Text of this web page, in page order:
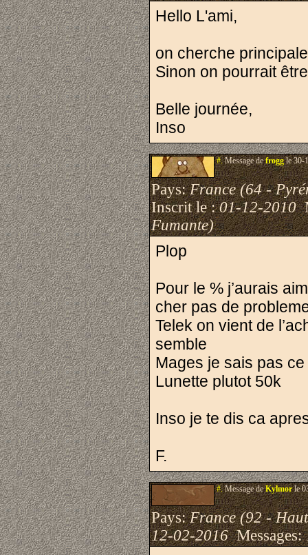
Hello L'ami,
on cherche
Sinon on pourrait
Belle journée,
Inso
#.Message defroggle 30-
Pays:France (64 -
Inscrit le :01-12-2010
Fumante)
Plop
Pour le % j’aurais
cher pas de
Telek on vient de
semble
Mages je sais pas ce
Lunette plutot 50k
Inso je te dis ca
F.
#.Message deKylmorle
Pays:France (92 -
12-02-2016Messages: